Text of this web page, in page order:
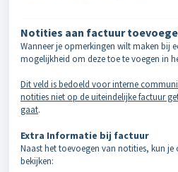
Notities aan factuur
Wanneer je opmerkingen wilt maken bij
mogelijkheid om deze toe te voegen in
Dit veld is bedoeld voor interne
notities niet op de uiteindelijke factuur
gaat.
Extra Informatie bij factuur
Naast het toevoegen van notities, kun je
bekijken: